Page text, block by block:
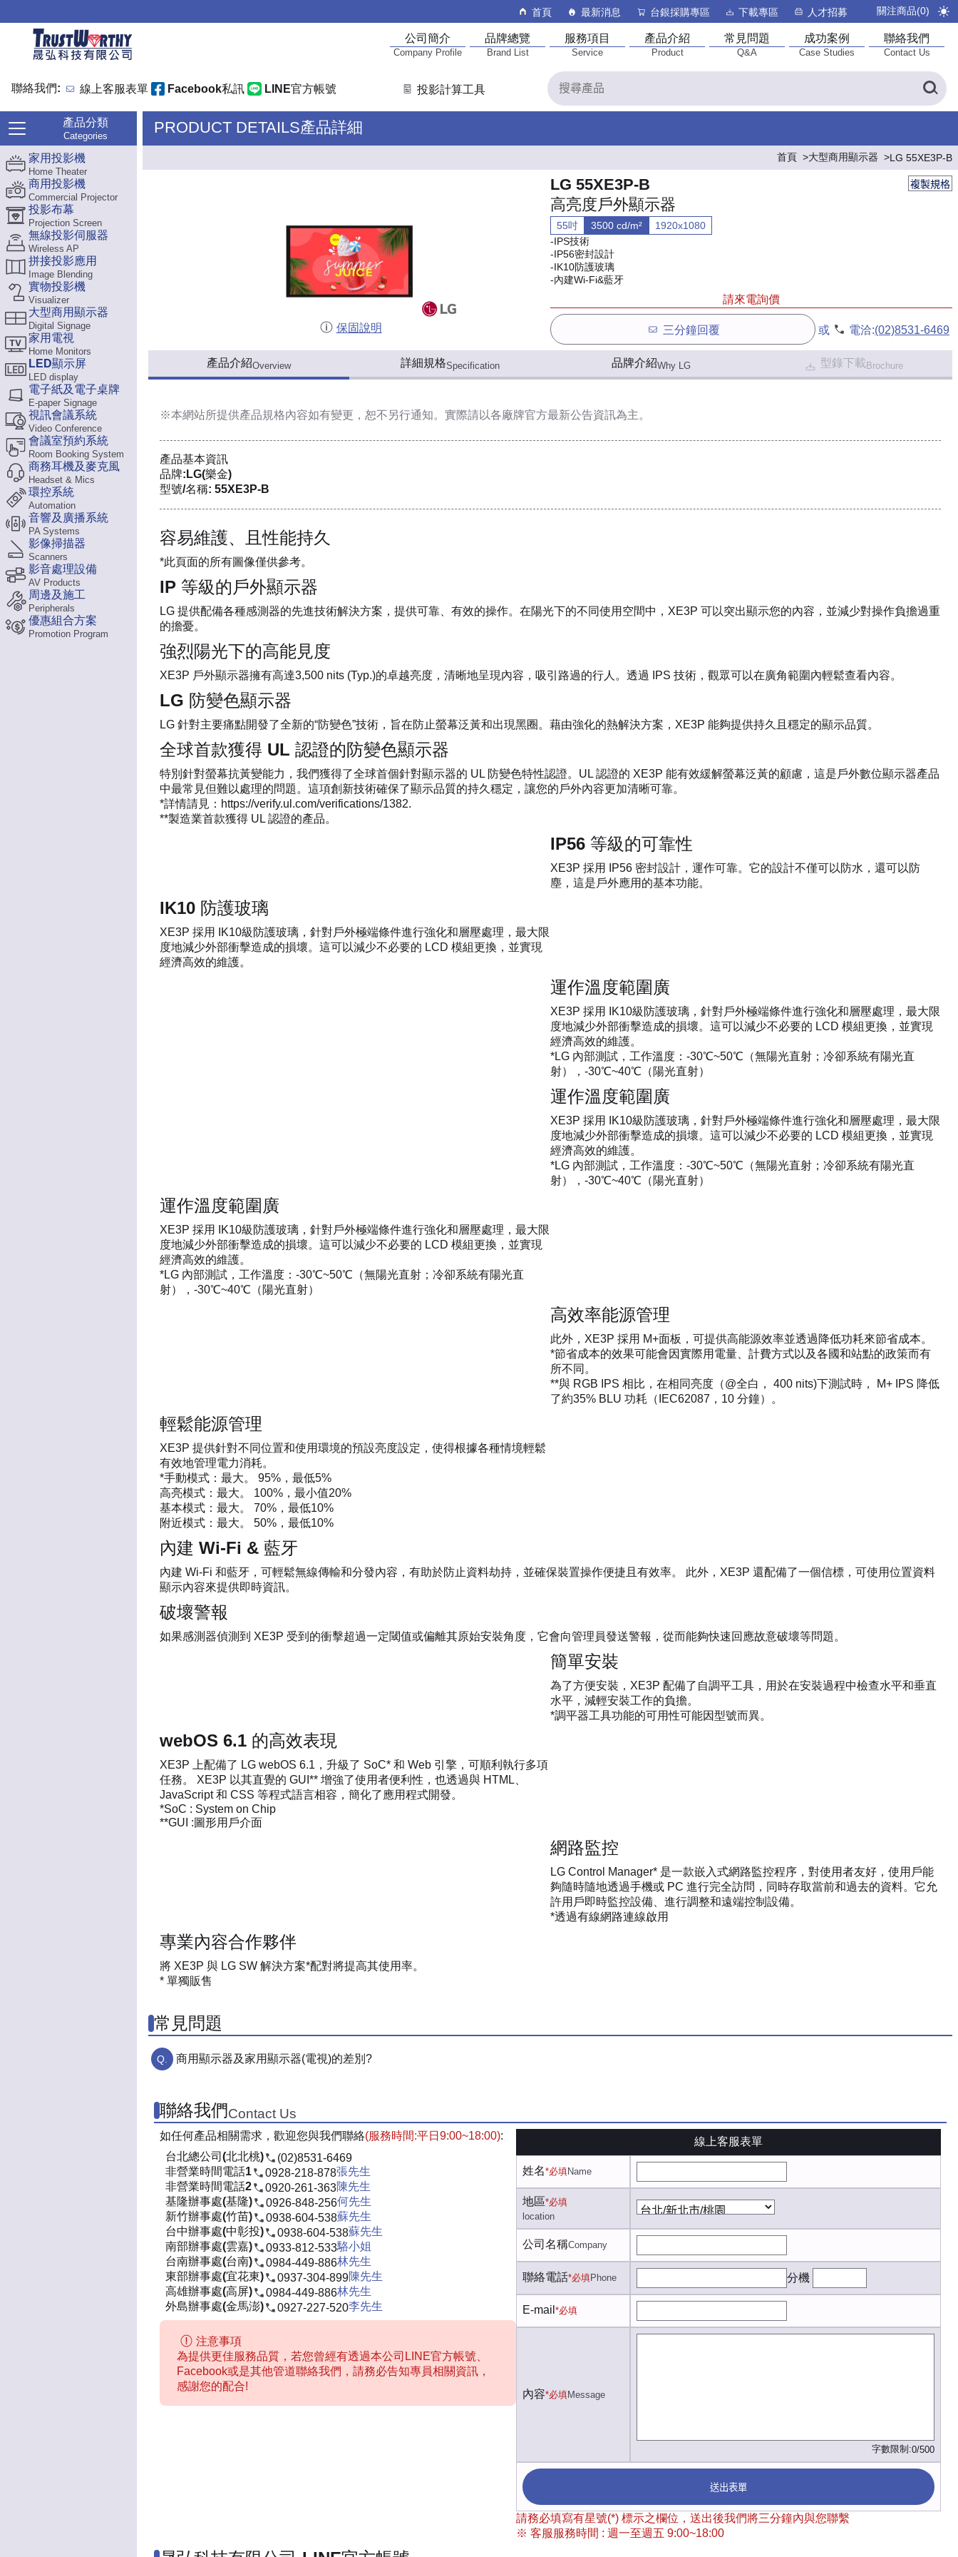
首頁 最新消息 台銀採購專區 下載專區 人才招募 關注商品(0)
公司簡介
Company Profile
品牌總覽
Brand List
服務項目
Service
產品介紹
Product
常見問題
Q&A
成功案例
Case Studies
聯絡我們
Contact Us
聯絡我們: 線上客服表單 Facebook私訊 LINE官方帳號 投影計算工具
產品分類
Categories
家用投影機
Home Theater
商用投影機
Commercial Projector
投影布幕
Projection Screen
無線投影伺服器
Wireless AP
拼接投影應用
Image Blending
實物投影機
Visualizer
大型商用顯示器
Digital Signage
家用電視
Home Monitors
LED顯示屏
LED display
電子紙及電子桌牌
E-paper Signage
視訊會議系統
Video Conference
會議室預約系統
Room Booking System
商務耳機及麥克風
Headset & Mics
環控系統
Automation
音響及廣播系統
PA Systems
影像掃描器
Scanners
影音處理設備
AV Products
周邊及施工
Peripherals
優惠組合方案
Promotion Program
PRODUCT DETAILS產品詳細
首頁 大型商用顯示器 LG 55XE3P-B
複製規格
保固說明
LG 55XE3P-B
高亮度戶外顯示器
55吋 3500 cd/m²
1920x1080
-IPS技術
-IP56密封設計
-IK10防護玻璃
-內建Wi-Fi&藍牙
請來電詢價
三分鐘回覆 或 電洽:(02)8531-6469
產品介紹Overview 詳細規格Specification 品牌介紹Why LG 型錄下載 Brochure
※本網站所提供產品規格內容如有變更，恕不另行通知。實際請以各廠牌官方最新公告資訊為主。
產品基本資訊
品牌:LG(樂金)
型號/名稱: 55XE3P-B
容易維護、且性能持久
*此頁面的所有圖像僅供參考。
IP 等級的戶外顯示器
LG 提供配備各種感測器的先進技術解決方案，提供可靠、有效的操作。在陽光下的不同使用空間中，XE3P 可以突出顯示您的內容，並減少對操作負擔過重
的擔憂。
強烈陽光下的高能見度
XE3P 戶外顯示器擁有高達3,500 nits (Typ.)的卓越亮度，清晰地呈現內容，吸引路過的行人。透過 IPS 技術，觀眾可以在廣角範圍內輕鬆查看內容。
LG 防變色顯示器
LG 針對主要痛點開發了全新的“防變色”技術，旨在防止螢幕泛黃和出現黑圈。藉由強化的熱解決方案，XE3P 能夠提供持久且穩定的顯示品質。
全球首款獲得 UL 認證的防變色顯示器
特別針對螢幕抗黃變能力，我們獲得了全球首個針對顯示器的 UL 防變色特性認證。UL 認證的 XE3P 能有效緩解螢幕泛黃的顧慮，這是戶外數位顯示器產品
中最常見但難以處理的問題。這項創新技術確保了顯示品質的持久穩定，讓您的戶外內容更加清晰可靠。
*詳情請見：https://verify.ul.com/verifications/1382.
**製造業首款獲得 UL 認證的產品。
IP56 等級的可靠性
XE3P 採用 IP56 密封設計，運作可靠。它的設計不僅可以防水，還可以防
塵，這是戶外應用的基本功能。
IK10 防護玻璃
XE3P 採用 IK10級防護玻璃，針對戶外極端條件進行強化和層壓處理，最大限
度地減少外部衝擊造成的損壞。這可以減少不必要的 LCD 模組更換，並實現
經濟高效的維護。
運作溫度範圍廣
XE3P 採用 IK10級防護玻璃，針對戶外極端條件進行強化和層壓處理，最大限
度地減少外部衝擊造成的損壞。這可以減少不必要的 LCD 模組更換，並實現
經濟高效的維護。
*LG 內部測試，工作溫度：-30℃~50℃（無陽光直射；冷卻系統有陽光直
射），-30℃~40℃（陽光直射）
運作溫度範圍廣
XE3P 採用 IK10級防護玻璃，針對戶外極端條件進行強化和層壓處理，最大限
度地減少外部衝擊造成的損壞。這可以減少不必要的 LCD 模組更換，並實現
經濟高效的維護。
*LG 內部測試，工作溫度：-30℃~50℃（無陽光直射；冷卻系統有陽光直
射），-30℃~40℃（陽光直射）
運作溫度範圍廣
XE3P 採用 IK10級防護玻璃，針對戶外極端條件進行強化和層壓處理，最大限
度地減少外部衝擊造成的損壞。這可以減少不必要的 LCD 模組更換，並實現
經濟高效的維護。
*LG 內部測試，工作溫度：-30℃~50℃（無陽光直射；冷卻系統有陽光直
射），-30℃~40℃（陽光直射）
高效率能源管理
此外，XE3P 採用 M+面板，可提供高能源效率並透過降低功耗來節省成本。
*節省成本的效果可能會因實際用電量、計費方式以及各國和站點的政策而有
所不同。
**與 RGB IPS 相比，在相同亮度（@全白， 400 nits)下測試時， M+ IPS 降低
了約35% BLU 功耗（IEC62087，10 分鐘）。
輕鬆能源管理
XE3P 提供針對不同位置和使用環境的預設亮度設定，使得根據各種情境輕鬆
有效地管理電力消耗。
*手動模式：最大。 95%，最低5%
高亮模式：最大。 100%，最小值20%
基本模式：最大。 70%，最低10%
附近模式：最大。 50%，最低10%
內建 Wi-Fi & 藍牙
內建 Wi-Fi 和藍牙，可輕鬆無線傳輸和分發內容，有助於防止資料劫持，並確保裝置操作便捷且有效率。 此外，XE3P 還配備了一個信標，可使用位置資料
顯示內容來提供即時資訊。
破壞警報
如果感測器偵測到 XE3P 受到的衝擊超過一定閾值或偏離其原始安裝角度，它會向管理員發送警報，從而能夠快速回應故意破壞等問題。
簡單安裝
為了方便安裝，XE3P 配備了自調平工具，用於在安裝過程中檢查水平和垂直
水平，減輕安裝工作的負擔。
*調平器工具功能的可用性可能因型號而異。
webOS 6.1 的高效表現
XE3P 上配備了 LG webOS 6.1，升級了 SoC* 和 Web 引擎，可順利執行多項
任務。 XE3P 以其直覺的 GUI** 增強了使用者便利性，也透過與 HTML、
JavaScript 和 CSS 等程式語言相容，簡化了應用程式開發。
*SoC : System on Chip
**GUI :圖形用戶介面
網路監控
LG Control Manager* 是一款嵌入式網路監控程序，對使用者友好，使用戶能
夠隨時隨地透過手機或 PC 進行完全訪問，同時存取當前和過去的資料。它允
許用戶即時監控設備、進行調整和遠端控制設備。
*透過有線網路連線啟用
專業內容合作夥伴
將 XE3P 與 LG SW 解決方案*配對將提高其使用率。
* 單獨販售
常見問題
商用顯示器及家用顯示器(電視)的差別?
聯絡我們Contact Us
如任何產品相關需求，歡迎您與我們聯絡(服務時間:平日9:00~18:00):
台北總公司(北北桃)
(02)8531-6469
非營業時間電話1
0928-218-878張先生
非營業時間電話2
0920-261-363陳先生
基隆辦事處(基隆)
0926-848-256何先生
新竹辦事處(竹苗)
0938-604-538蘇先生
台中辦事處(中彰投)
0938-604-538蘇先生
南部辦事處(雲嘉)
0933-812-533駱小姐
台南辦事處(台南)
0984-449-886林先生
東部辦事處(宜花東)
0937-304-899陳先生
高雄辦事處(高屏)
0984-449-886林先生
外島辦事處(金馬澎)
0927-227-520李先生
注意事項
為提供更佳服務品質，若您曾經有透過本公司LINE官方帳號、
Facebook或是其他管道聯絡我們，請務必告知專員相關資訊，
感謝您的配合!
線上客服表單
姓名*必填Name
地區*必填
location
公司名稱Company
聯絡電話*必填Phone 分機
E-mail *必填
內容*必填Message
字數限制:0/500
送出表單
請務必填寫有星號(*) 標示之欄位，送出後我們將三分鐘內與您聯繫
※ 客服服務時間 : 週一至週五 9:00~18:00